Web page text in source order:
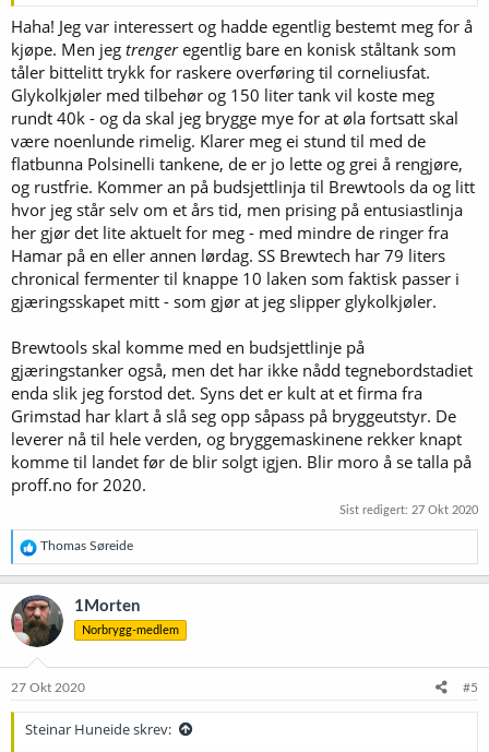
Haha! Jeg var interessert og hadde egentlig bestemt meg for å
kjøpe. Men jeg trengeregentlig bare en konisk ståltank som
tåler bittelitt trykk for raskere overføring til corneliusfat.
Glykolkjøler med tilbehør og 150 liter tank vil koste meg
rundt 40k - og da skal jeg brygge mye for at øla fortsatt skal
være noenlunde rimelig. Klarer meg ei stund til med de
flatbunna Polsinelli tankene, de er jo lette og grei å rengjøre,
og rustfrie. Kommer an på budsjettlinja til Brewtools da og litt
hvor jeg står selv om et års tid, men prising på entusiastlinja
her gjør det lite aktuelt for meg - med mindre de ringer fra
Hamar på en eller annen lørdag. SS Brewtech har 79 liters
chronical fermenter til knappe 10 laken som faktisk passer i
gjæringsskapet mitt - som gjør at jeg slipper glykolkjøler.
Brewtools skal komme med en budsjettlinje på
gjæringstanker også, men det har ikke nådd tegnebordstadiet
enda slik jeg forstod det. Syns det er kult at et firma fra
Grimstad har klart å slå seg opp såpass på bryggeutstyr. De
leverer nå til hele verden, og bryggemaskinene rekker knapt
komme til landet før de blir solgt igjen. Blir moro å se talla på
proff.no for 2020.
Sist redigert: 27 Okt 2020
R
e
a
k
s
j
o
e
Thomas Søreide
1Morten
Norbrygg-medlem
27 Okt 2020 #5
Steinar Huneide skrev: